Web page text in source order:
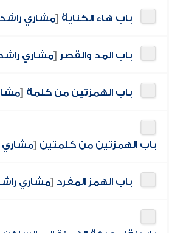
باب هاء الكناية [مشاري
باب المد والقصر [مشاري
باب الهمزتين من كلمة [
باب الهمزتين من كلمتين [مشاري
باب الهمز المفرد [مشاري